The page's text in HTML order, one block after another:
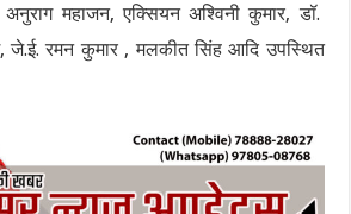
महाजन, एक्सियन अश्विनी कुमार, डॉ.
रमन कुमार , मलकीत सिंह आदि उपस्थित